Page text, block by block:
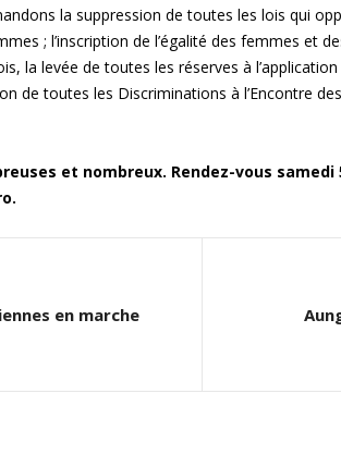
s
la suppression de toutes les lois qui
; l’inscription de l’égalité des femmes et
la levée de toutes les réserves à
de toutes les Discriminations à l’Encontre
et nombreux. Rendez-vous samedi
en marche